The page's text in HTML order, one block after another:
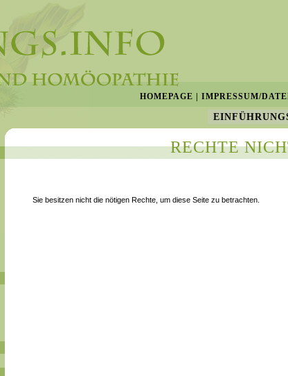
HOMEPAGE IMPRESSUM/
RECHTE
Sie besitzen nicht die nötigen Rechte, um diese Seite zu betrachten.